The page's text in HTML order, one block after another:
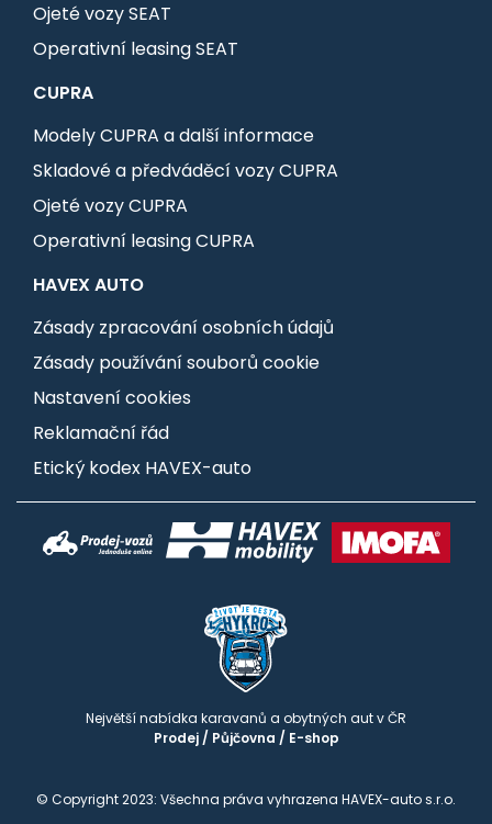
Ojeté vozy SEAT
Operativní leasing SEAT
CUPRA
Modely CUPRA a další informace
Skladové a předváděcí vozy CUPRA
Ojeté vozy CUPRA
Operativní leasing CUPRA
HAVEX AUTO
Zásady zpracování osobních údajů
Zásady používání souborů cookie
Nastavení cookies
Reklamační řád
Etický kodex HAVEX-auto
Největší nabídka karavanů a obytných aut v ČR
Prodej/ Půjčovna / E-shop
© Copyright 2023: Všechna práva vyhrazena HAVEX-auto s.r.o.